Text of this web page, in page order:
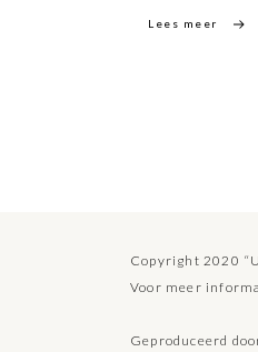
aan de slag te
Lees meer
Copyright 2020
Voor meer
Geproduceerd